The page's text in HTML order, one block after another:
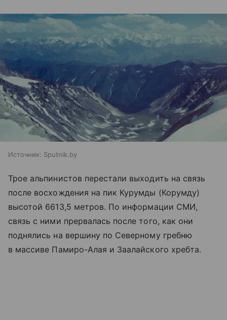
Источник: Sputnik.by
Трое альпинистов перестали выходить на связь
после восхождения на пик Курумды (Корумду)
высотой 6613,5 метров. По информации СМИ,
связь с ними прервалась после того, как они
поднялись на вершину по Северному гребню
в массиве Памиро-Алая и Заалайского хребта.